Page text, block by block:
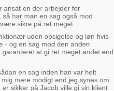
ansat en der arbejder for
har man en sag også mod
sikre på ret meget.
uden opsigelse og løn hvis
- og en sag mod den anden
at gi ret meget andet end
en sag inden han var helt
mere modigt end jeg synes om
sikker på Jacob ville gi sin klient